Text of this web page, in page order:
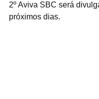
2º Aviva SBC será
próximos dias.